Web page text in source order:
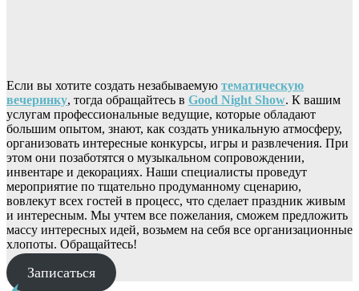
Если вы хотите создать незабываемую тематическую
вечеринку, тогда обращайтесь в Good Night Show. К вашим
услугам профессиональные ведущие, которые обладают
большим опытом, знают, как создать уникальную атмосферу,
организовать интересные конкурсы, игры и развлечения. При
этом они позаботятся о музыкальном сопровождении,
инвентаре и декорациях. Наши специалисты проведут
мероприятие по тщательно продуманному сценарию,
вовлекут всех гостей в процесс, что сделает праздник живым
и интересным. Мы учтем все пожелания, сможем предложить
массу интересных идей, возьмем на себя все организационные
хлопоты. Обращайтесь!
Записаться